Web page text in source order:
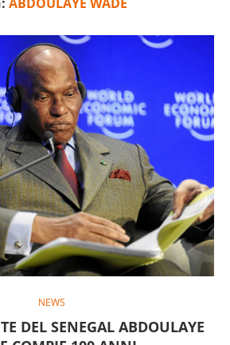
NEWS
DEL SENEGAL ABDOULAYE